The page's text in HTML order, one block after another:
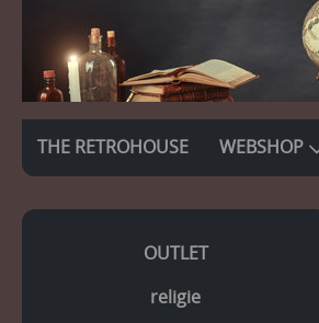
THE RETROHOUSE WEBSHOP
OUTLET
religie